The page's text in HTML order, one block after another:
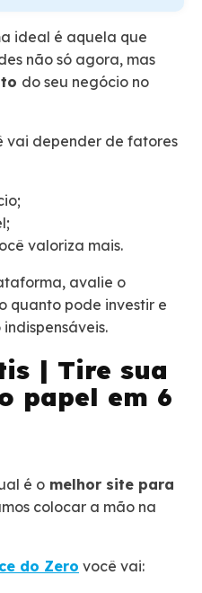
ideal é aquela que
não só agora, mas
do seu negócio no
vai depender de fatores
valoriza mais.
avalie o
quanto pode investir e
| Tire sua
papel em 6
é o melhor site para
colocar a mão na
do Zero você vai: